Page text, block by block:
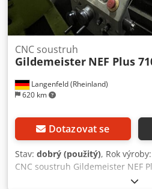
Langenfeld (Rheinland)
620 km
CNC soustruh
Gildemeister NEF Plus
Dotazovat se
Stav: dobrý (použitý), Rok výroby:
CNC soustruh Gildemeister NEF
ve funkčním stavu a ihned